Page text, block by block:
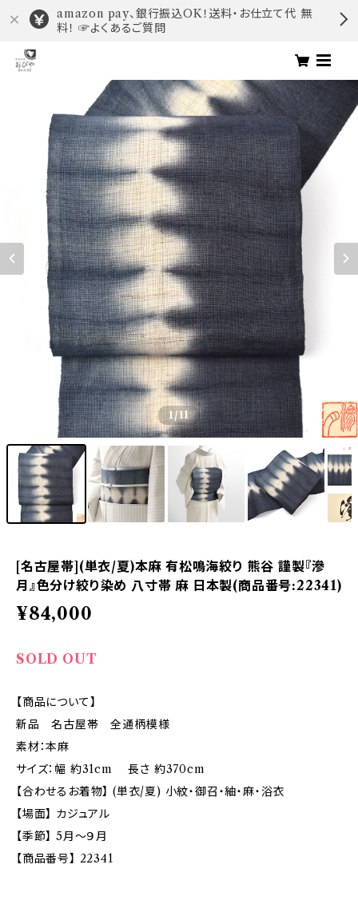
amazon pay、銀行振込OK！送料・お仕立て代 無
料！ ☞よくあるご質問
1/11
[名古屋帯](単衣/夏)本麻 有松鳴海絞り 熊谷 謹製『滲
月』色分け絞り染め 八寸帯 麻 日本製(商品番号:22341)
¥84,000
SOLD OUT
【商品について】
新品 名古屋帯 全通柄模様
素材：本麻
サイズ：幅 約31cm 長さ 約370cm
【合わせるお着物】 (単衣/夏) 小紋・御召・紬・麻・浴衣
【場面】 カジュアル
【季節】 5月～９月
【商品番号】 22341